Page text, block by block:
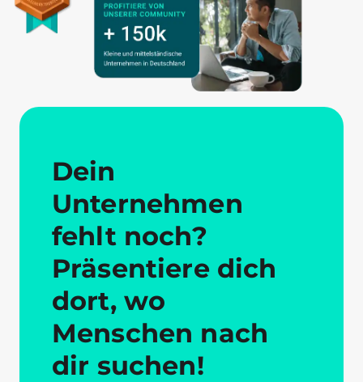
Dein
Unternehmen
fehlt noch?
Präsentiere dich
dort, wo
Menschen nach
dir suchen!